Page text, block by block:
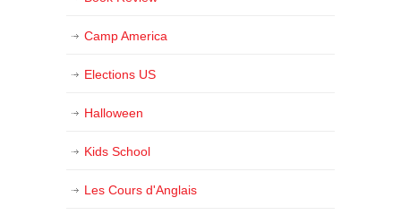
Camp America
Elections US
Halloween
Kids School
Les Cours d'Anglais